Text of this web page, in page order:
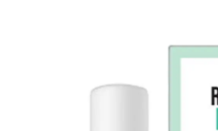
Your
Don't miss out on
Sign in to